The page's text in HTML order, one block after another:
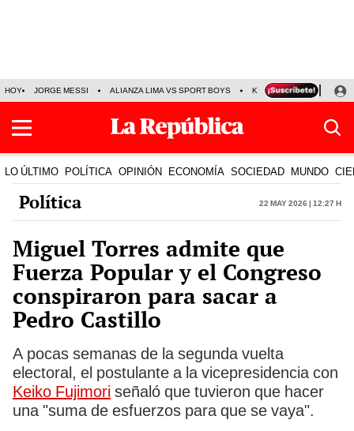
HOY JORGE MESSI ALIANZA LIMA VS SPORT BOYS KENJI FUJIMORI
LO ÚLTIMO POLÍTICA OPINIÓN ECONOMÍA SOCIEDAD MUNDO
Política 22 May 2026 | 12:27 h
Miguel Torres admite que
Fuerza Popular y el Congreso
conspiraron para sacar a
Pedro Castillo
A pocas semanas de la segunda vuelta
electoral, el postulante a la vicepresidencia con
Keiko Fujimori señaló que tuvieron que hacer
una "suma de esfuerzos para que se vaya".